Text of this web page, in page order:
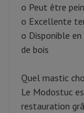
o Peut être
o Excellente
o Disponible
de bois
Quel mastic
Le Modostuc
restauration